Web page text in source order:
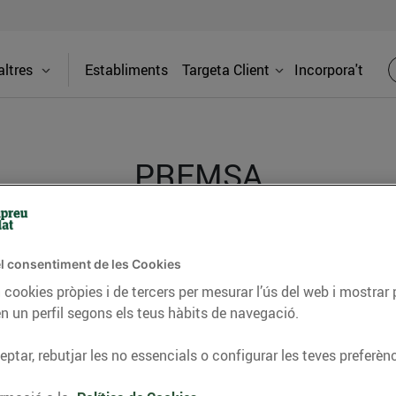
Establiments Targeta Client Incorpora't
PREMSA
dels supermercats Bonpreu i Esclat a través de la
“Protocol segur COVID-
consentiment de les Cookies
pròpies i de tercers per mesurar l’ús del web i
un perfil segons els teus hàbits de navegació.
rebutjar les no essencials o configurar les teves